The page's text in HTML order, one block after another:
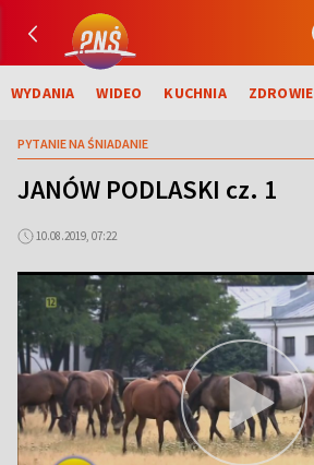
WYDANIA WIDEO KUCHNIA ZDROWIE
PYTANIE NA ŚNIADANIE
JANÓW PODLASKI cz. 1
10.08.2019, 07:22